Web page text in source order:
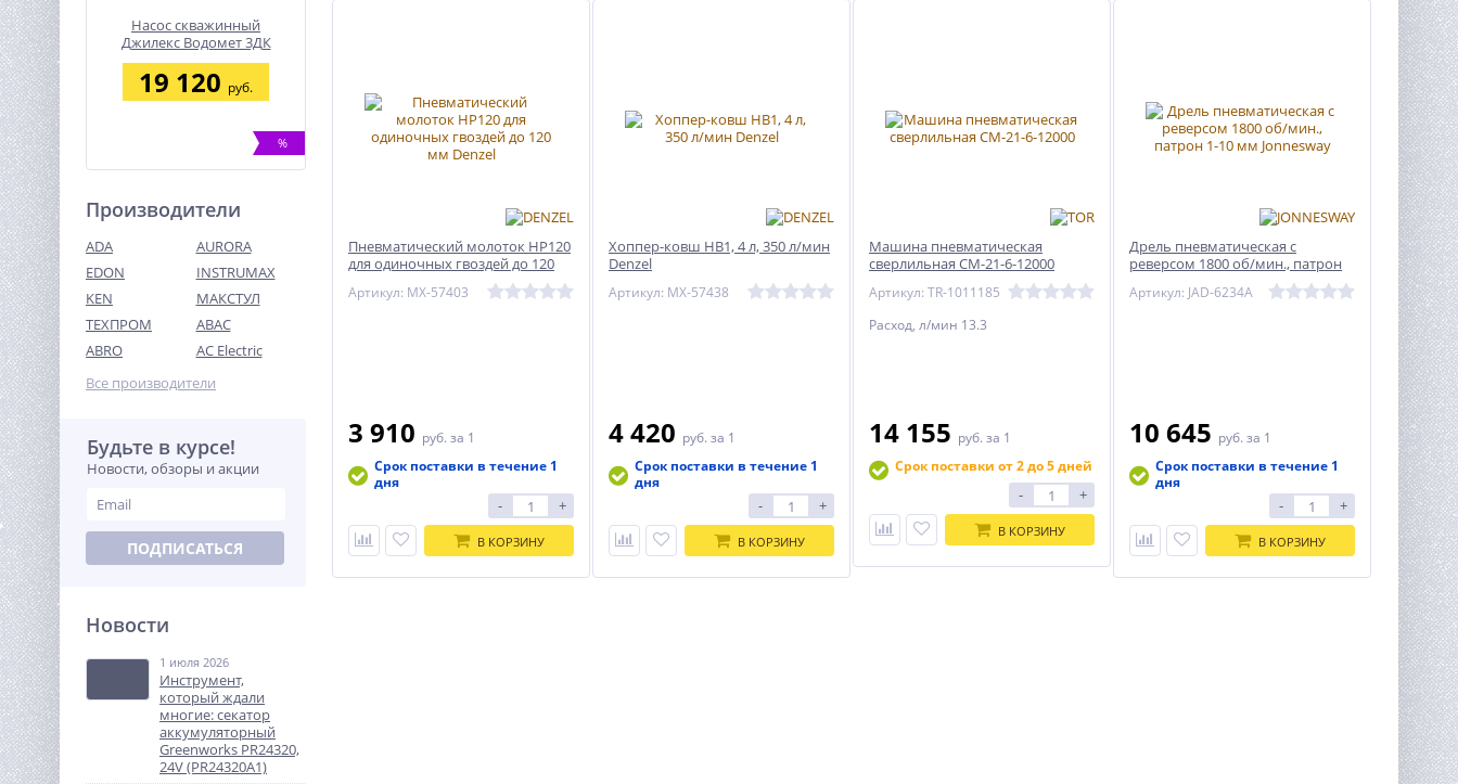
Насос скважинный
Джилекс Водомет 3ДК
45/85
19 120 руб.
%
Лебедка (2948 кг/20 м)
автомобильная TOR 12 V
P6000
31 246
Дрель-шуруповерт акк.
24V, б/щет, 29/35Нм, c
1х2Ач и ЗУ, кейс
(3704007UA)
7 990руб.
%
Производители
ADA
AURORA
EDON
INSTRUMAX
KEN
МАКСТУЛ
ТЕХПРОМ
ABAC
ABRO
AC Electric
Все производители
Будьте в курсе!
Новости, обзоры и акции
ПОДПИСАТЬСЯ
Новости
1 июля 2026
Инструмент,
который ждали
многие: секатор
аккумуляторный
Greenworks PR24320,
24V (PR24320A1)
Пневматический молоток HP120
для одиночных гвоздей до 120
Артикул: MX-57403
3 910 руб. за 1
Срок поставки в течение 1
дня
- +
В КОРЗИНУ
Хоппер-ковш HB1, 4 л, 350 л/мин
Denzel
Артикул: MX-57438
4 420 руб. за 1
Срок поставки в течение 1
дня
- +
В КОРЗИНУ
Машина пневматическая
сверлильная СМ-21-6-12000
Артикул: TR-1011185
Расход, л/мин 13.3
14 155 руб. за 1
Срок поставки от 2 до 5 дней
- +
В КОРЗИНУ
Дрель пневматическая с
реверсом 1800 об/мин., патрон
Артикул: JAD-6234A
10 645 руб. за 1
Срок поставки в течение 1
дня
- +
В КОРЗИНУ